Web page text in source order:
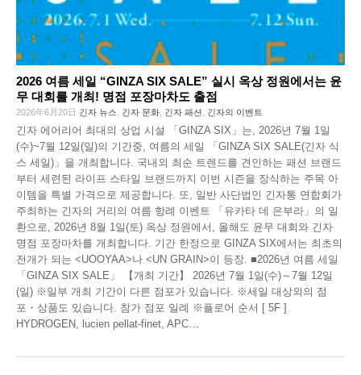
2026 여름 세일 “GINZA SIX SALE” 실시 옥상 정원에서는 윤
무 대회를 개최! 명점 포장마차도 출점
2026年6月20日 긴자 뉴스 긴자 문화 긴자 패션 긴자의 이벤트
긴자 에어리어 최대의 상업 시설 「GINZA SIX」는, 2026년 7월 1일
(수)~7월 12일(일)의 기간중, 여름의 세일 「GINZA SIX SALE(긴자 식
스 세일)」을 개최합니다. 국내외 최순 트렌드를 견인하는 패션 브랜드
부터 세련된 라이프 스타일 브랜드까지 이번 시즌을 장식하는 주목 아
이템을 특별 가격으로 제공합니다. 또, 일반 사단법인 긴자통 연합회가
주최하는 긴자의 거리의 여름 항례 이벤트 「유카타 데 은부라」의 일
환으로, 2026년 8월 1일(토) 옥상 정원에서, 올해도 윤무 대회와 긴자
명점 포장마차를 개최합니다. 기간 한정으로 GINZA SIX에서는 최초의
전개가 되는 <UOOYAA>나 <UN GRAIN>이 등장. ■2026년 여름 세일
「GINZA SIX SALE」 【개최 기간】 2026년 7월 1일(수)～7월 12일
(일) ※일부 개최 기간이 다른 점포가 있습니다. ※세일 대상외의 점
포・상품도 있습니다. 참가 점포 일례 ※플로어 순서 [ 5F ]
HYDROGEN, lucien pellat-finet, APC